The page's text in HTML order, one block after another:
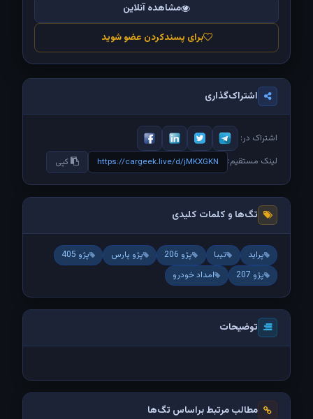
مشاهده آنلاین
برای پسندکردن عضو شوید
اشتراک‌گذاری
اشتراک در:
لینک مستقیم: https://cargeek.live/d/jMKXGKN کپی
تگ‌ها و کلمات کلیدی
پراید تیبا پژو 206 پژو پارس
پژو 405
پژو 207
امداد خودرو
توضیحات
مطالب مرتبط براساس تگ‌ها